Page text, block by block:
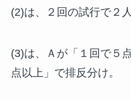
(2)は、２回の試行で２
(3)は、Ａが「１回で５
点以上」で排反分け。